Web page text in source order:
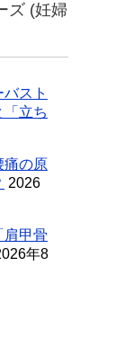
ズ (妊婦
スト
立ち
痛の原
2026
肩甲骨
年8